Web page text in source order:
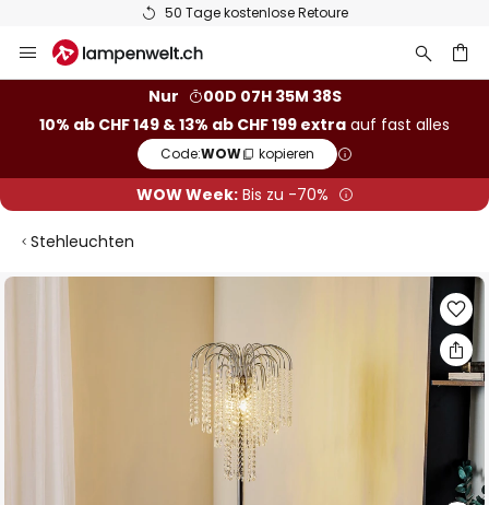
50 Tage kostenlose Retoure
Inhalt
Nur
00D 07H 35M 38S
10% ab CHF 149 & 13% ab CHF 199 extra auf fast alles
Code:WOW kopieren
WOW Week:Bis zu -70%
Stehleuchten
Zum